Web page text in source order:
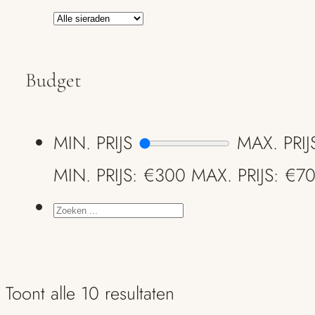
Budget
MIN. PRIJS
MAX.
MIN. PRIJS: €300 MAX. PRIJS:
ZOEKEN
Toont alle 10 resultaten